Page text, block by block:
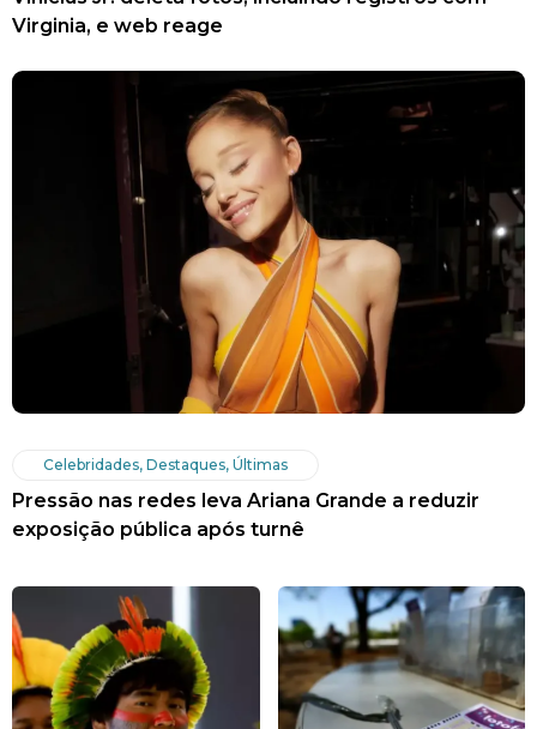
Virginia, e web reage
Celebridades, Destaques, Últimas
Pressão nas redes leva Ariana Grande a reduzir
exposição pública após turnê